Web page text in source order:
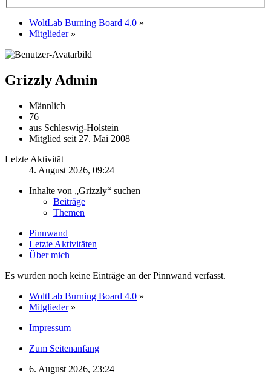
WoltLab Burning Board 4.0 »
Mitglieder »
Grizzly Admin
Männlich
76
aus Schleswig-Holstein
Mitglied seit 27. Mai 2008
Letzte Aktivität
4. August 2026, 09:24
Inhalte von „Grizzly“ suchen
Beiträge
Themen
Pinnwand
Letzte Aktivitäten
Über mich
Es wurden noch keine Einträge an der Pinnwand verfasst.
WoltLab Burning Board 4.0 »
Mitglieder »
Impressum
Zum Seitenanfang
6. August 2026, 23:24